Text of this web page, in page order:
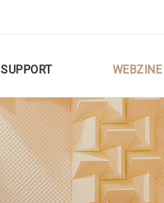
SUPPORT WEBZINE